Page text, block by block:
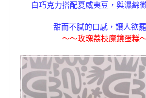
白巧克力搭配夏威夷豆 ，與濕綿
甜而不膩的口感，讓人欲
〜〜玫瑰荔枝魔鏡蛋糕